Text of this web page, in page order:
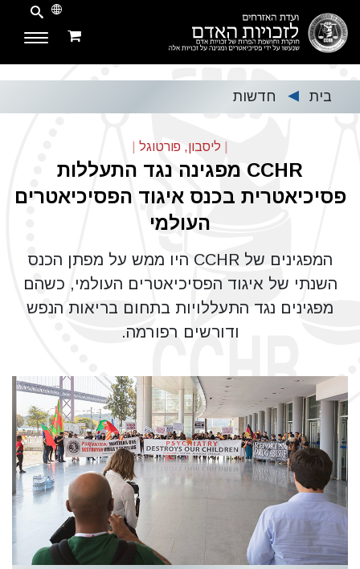
בית ▶ חדשות
ליסבון, פורטוגל
CCHR מפגינה נגד התעללות
פסיכיאטרית בכנס איגוד הפסיכיאטרים
העולמי
המפגינים של CCHR היו ממש על מפתן הכנס
השנתי של איגוד הפסיכיאטרים העולמי, כשהם
מפגינים נגד התעללויות בתחום בריאות הנפש
ודורשים רפורמה.